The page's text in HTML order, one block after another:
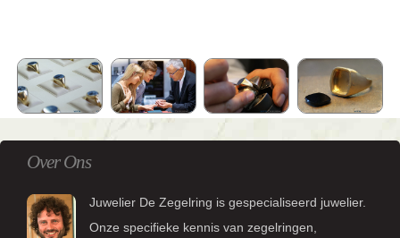
Over Ons
Juwelier De Zegelring is gespecialiseerd juwelier.
Onze specifieke kennis van zegelringen,